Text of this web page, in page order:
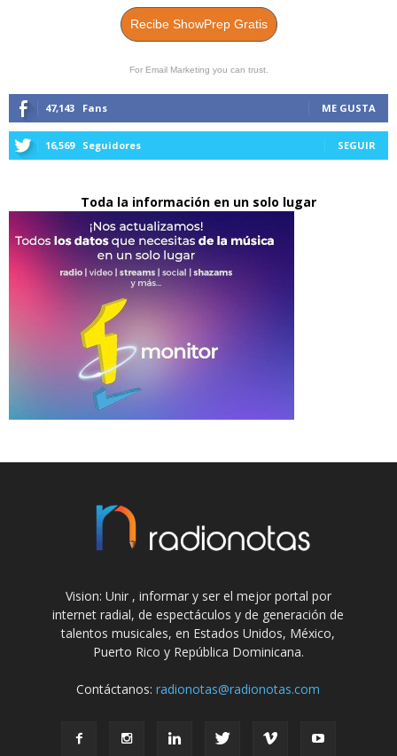
Recibe ShowPrep Gratis
For Email Marketing you can trust.
47,143 Fans ME GUSTA
16,569 Seguidores SEGUIR
Toda la información en un solo lugar
Vision: Unir , informar y ser el mejor portal por
internet radial, de espectáculos y de generación de
talentos musicales, en Estados Unidos, México,
Puerto Rico y República Dominicana.
Contáctanos:radionotas@radionotas.com